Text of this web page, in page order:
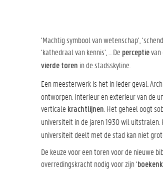
‘Machtig symbool van wetenschap’,
‘kathedraal van kennis’, ... De perceptie
vierde toren in de stadsskyline.
Een meesterwerk is het in ieder geval.
ontworpen. Interieur en exterieur van de
verticale krachtlijnen . Het geheel oogt
universiteit in de jaren 1930 wil uitstralen.
universiteit deelt met de stad kan niet
De keuze voor een toren voor de nieuwe
overredingskracht nodig voor zijn ‘